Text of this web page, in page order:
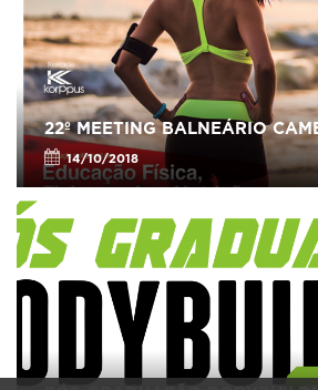
22º MEETING BALNEÁRIO
14/10/2018